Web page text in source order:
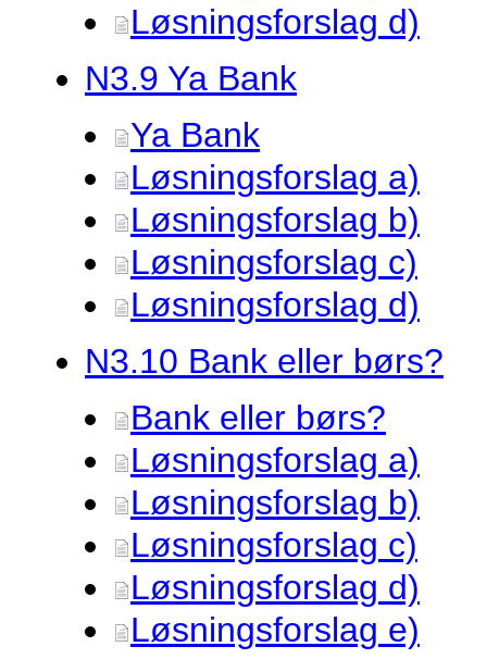
Løsningsforslag d)
N3.9 Ya Bank
Ya Bank
Løsningsforslag a)
Løsningsforslag b)
Løsningsforslag c)
Løsningsforslag d)
N3.10 Bank eller børs?
Bank eller børs?
Løsningsforslag a)
Løsningsforslag b)
Løsningsforslag c)
Løsningsforslag d)
Løsningsforslag e)